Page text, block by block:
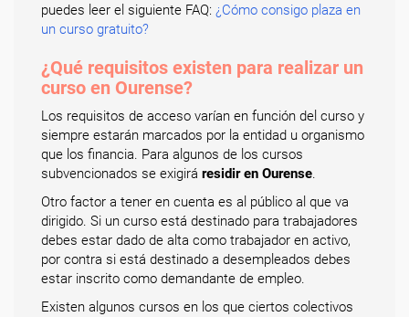
puedes leer el siguiente FAQ: ¿Cómo consigo plaza en
un curso gratuito?
¿Qué requisitos existen para realizar un
curso en Ourense?
Los requisitos de acceso varían en función del curso y
siempre estarán marcados por la entidad u organismo
que los financia. Para algunos de los cursos
subvencionados se exigirá residir en Ourense.
Otro factor a tener en cuenta es al público al que va
dirigido. Si un curso está destinado para trabajadores
debes estar dado de alta como trabajador en activo,
por contra si está destinado a desempleados debes
estar inscrito como demandante de empleo.
Existen algunos cursos en los que ciertos colectivos